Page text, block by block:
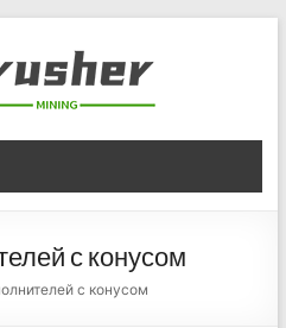
для
угля,
печного
с конусом
с конусом